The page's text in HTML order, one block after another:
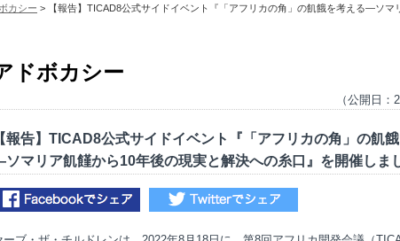
カシー > 【報告】TICAD8公式サイドイベント『「アフリカの角」の飢餓を考える―ソマ
ドボカシー
（公開日：
【報告】TICAD8公式サイドイベント『「アフリカの角」の飢
マリア飢饉から10年後の現実と解決への糸口』を開催しま